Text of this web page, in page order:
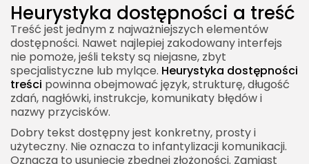
Heurystyka dostępności a treść
Treść jest jednym z najważniejszych elementów
dostępności. Nawet najlepiej zakodowany interfejs
nie pomoże, jeśli teksty są niejasne, zbyt
specjalistyczne lub mylące. Heurystyka dostępności
treści powinna obejmować język, strukturę, długość
zdań, nagłówki, instrukcje, komunikaty błędów i
nazwy przycisków.
Dobry tekst dostępny jest konkretny, prosty i
użyteczny. Nie oznacza to infantylizacji komunikacji.
Oznacza to usunięcie zbędnej złożoności. Zamiast